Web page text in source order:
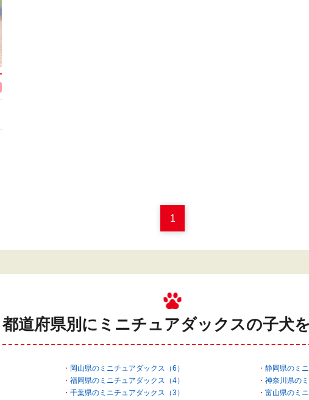
1
都道府県別にミニチュアダックスの子犬
岡山県のミニチュアダックス（6）
静岡県のミ
福岡県のミニチュアダックス（4）
神奈川県の
千葉県のミニチュアダックス（3）
富山県のミ